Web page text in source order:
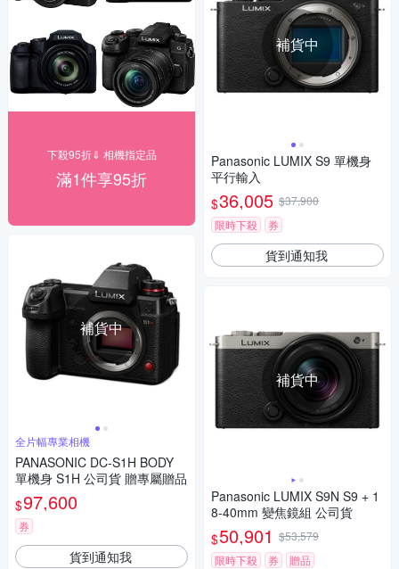
下殺95折⇓ 相機指定品
滿1件享95折
補貨中
全片幅專業相機
PANASONIC DC-S1H BODY
單機身 S1H 公司貨 贈專屬贈品
$97,600
券
貨到通知我
補貨中
Panasonic LUMIX S9 單機身
平行輸入
$36,005 $37,900
限時下殺
券
貨到通知我
補貨中
Panasonic LUMIX S9N S9 + 1
8-40mm 變焦鏡組 公司貨
$50,901 $53,579
限時下殺
券 贈品